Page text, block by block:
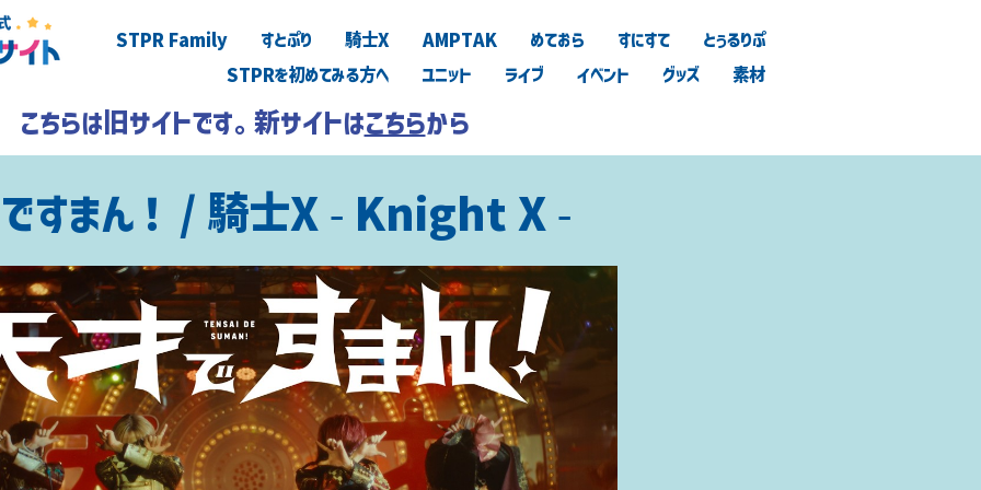
STPR Family すとぷり 騎士X AMPTAK めておら すにすて
とぅるりぷ
STPRを初めてみる方へ
ユニット ライブ イベント グッズ 素材
こちらは旧サイトです。新サイトはこちらから
すまん！ / 騎士X - Knight X -